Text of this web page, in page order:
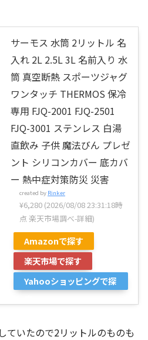
サーモス 水筒 2リットル 名
入れ 2L 2.5L 3L 名前入り 水
筒 真空断熱 スポーツジャグ
ワンタッチ THERMOS 保冷
専用 FJQ-2001 FJQ-2501
FJQ-3001 ステンレス 白湯
直飲み 子供 魔法びん プレゼ
ント シリコンカバー 底カバ
ー 熱中症対策防災 災害
created by Rinker
¥6,280 (2026/08/08 23:31:18時
点 楽天市場調べ-詳細)
Amazonで探す
楽天市場で探す
Yahooショッピングで探
ていたので2リットルのものも